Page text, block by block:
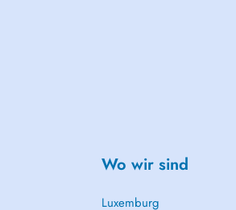
Wo wir sind
Luxemburg